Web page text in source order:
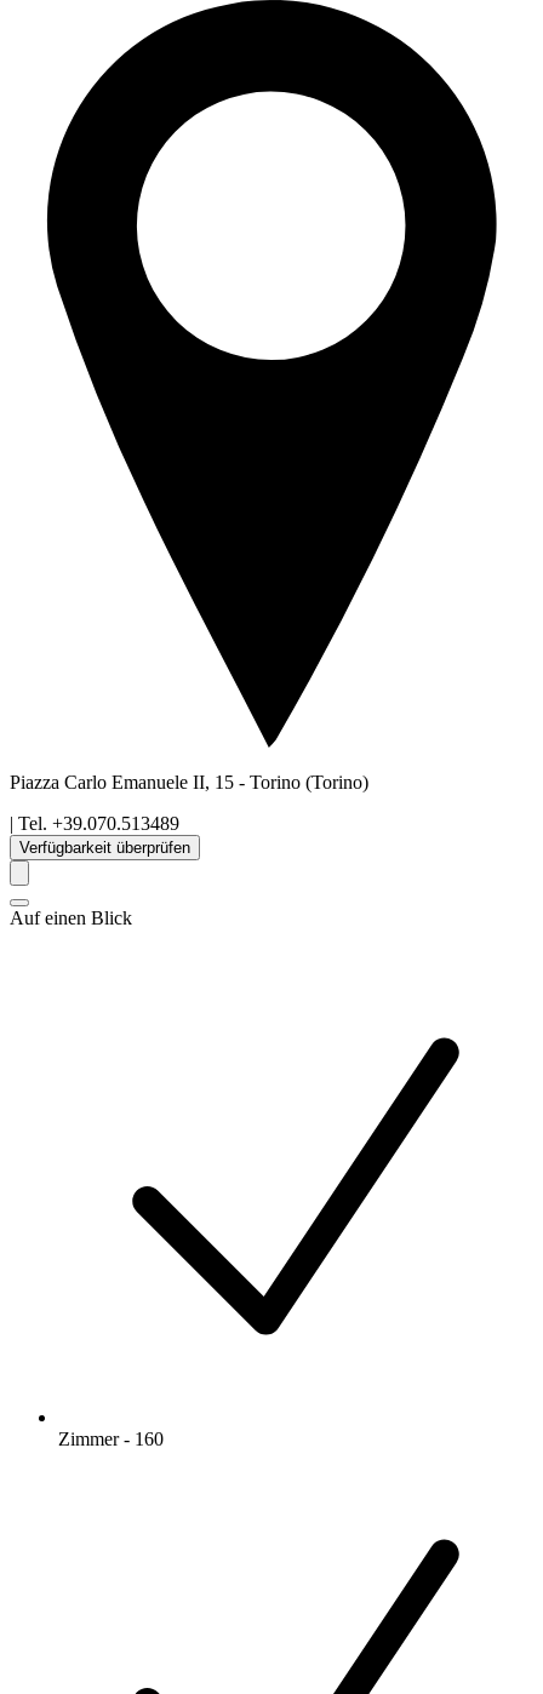
Piazza Carlo Emanuele II, 15 - Torino (Torino)
| Tel. +39.070.513489
Verfügbarkeit überprüfen
Auf einen Blick
Zimmer - 160